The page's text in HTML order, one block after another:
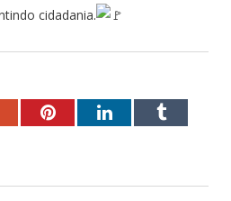
cidadania.
PinterestLinkedInTumblr